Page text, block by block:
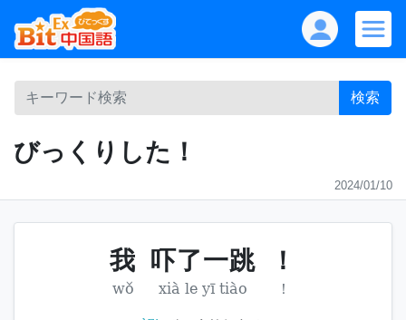
検索
びっくりした！
2024/01/10
我 吓了一跳 ！
wǒ xià le yī tiào ！